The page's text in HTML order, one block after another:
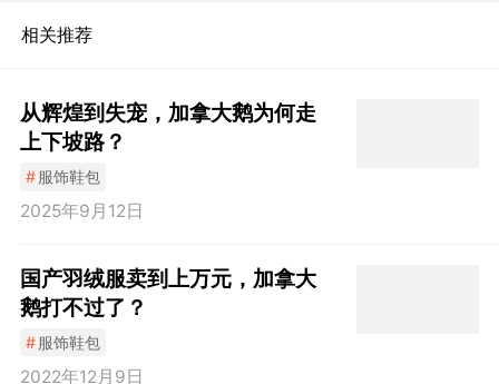
相关推荐
从辉煌到失宠，加拿大鹅为何走
上下坡路？
#服饰鞋包
2025年9月12日
国产羽绒服卖到上万元，加拿大
鹅打不过了？
#服饰鞋包
2022年12月9日